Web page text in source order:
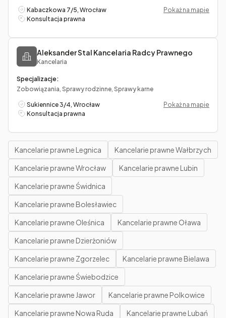
Kabaczkowa 7/5, Wrocław
Pokaż na mapie
Konsultacja prawna
Aleksander Stal Kancelaria Radcy Prawnego
Kancelaria
Specjalizacje:
Zobowiązania, Sprawy rodzinne, Sprawy karne
Sukiennice 3/4, Wrocław
Pokaż na mapie
Konsultacja prawna
Kancelarie prawne Legnica
Kancelarie prawne Wałbrzych
Kancelarie prawne Wrocław
Kancelarie prawne Lubin
Kancelarie prawne Świdnica
Kancelarie prawne Bolesławiec
Kancelarie prawne Oleśnica
Kancelarie prawne Oława
Kancelarie prawne Dzierżoniów
Kancelarie prawne Zgorzelec
Kancelarie prawne Bielawa
Kancelarie prawne Świebodzice
Kancelarie prawne Jawor
Kancelarie prawne Polkowice
Kancelarie prawne Nowa Ruda
Kancelarie prawne Lubań